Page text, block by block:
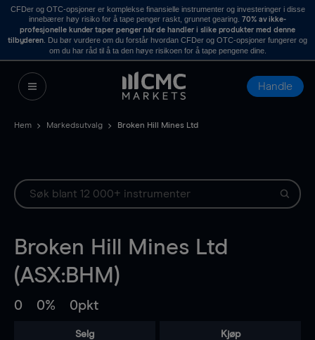
CFDer og OTC-opsjoner er komplekse finansielle instrumenter og investeringer i disse
innebærer høy risiko for å tape penger raskt, grunnet gearing. 70% av ikke-
profesjonelle kunder taper penger når de handler i slike produkter med denne
tilbyderen . Du bør vurdere om du forstår hvordan CFDer og OTC-opsjoner fungerer og
om du har råd til å ta den høye risikoen for å tape pengene dine.
Handle
Hem Markedsutvalg Broken Hill Mines Ltd
Broken Hill Mines Ltd
(ASX:BHM)
0 0% 0pkt
Selg Kjøp